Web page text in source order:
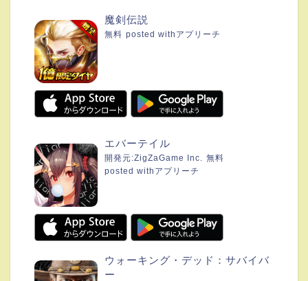
魔剣伝説
無料 posted with アプリーチ
エバーテイル
開発元:ZigZaGame Inc.
無料
posted with アプリーチ
ウォーキング・デッド：サバイバ
ー